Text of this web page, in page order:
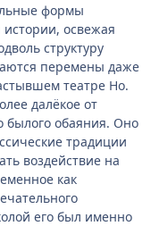
формы
освежая
структуру
перемены даже
театре Но.
далёкое от
былого обаяния. Оно
традиции
воздействие на
как
его был именно